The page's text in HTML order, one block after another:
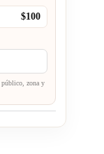
$100
zona y